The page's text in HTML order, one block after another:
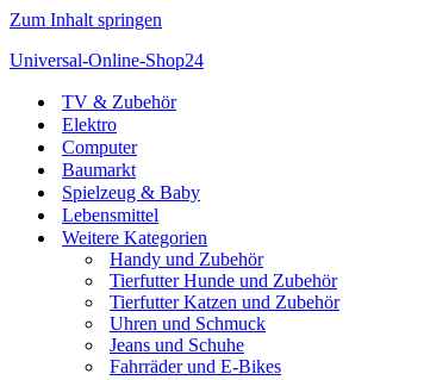
Zum Inhalt springen
Universal-Online-Shop24
TV & Zubehör
Elektro
Computer
Baumarkt
Spielzeug & Baby
Lebensmittel
Weitere Kategorien
Handy und Zubehör
Tierfutter Hunde und Zubehör
Tierfutter Katzen und Zubehör
Uhren und Schmuck
Jeans und Schuhe
Fahrräder und E-Bikes